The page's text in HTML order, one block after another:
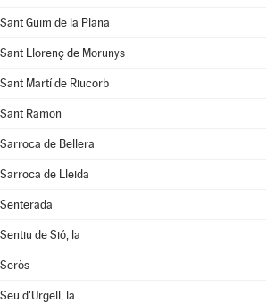
Sant Guim de la Plana
Sant Llorenç de Morunys
Sant Martí de Riucorb
Sant Ramon
Sarroca de Bellera
Sarroca de Lleida
Senterada
Sentiu de Sió, la
Seròs
Seu d'Urgell, la